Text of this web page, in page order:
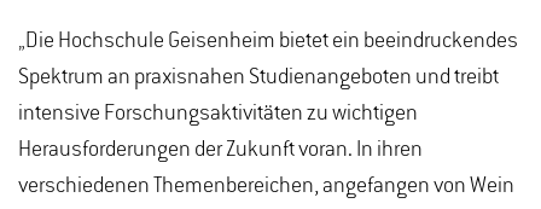
„Die Hochschule Geisenheim bietet ein beeindruckendes
Spektrum an praxisnahen Studienangeboten und treibt
intensive Forschungsaktivitäten zu wichtigen
Herausforderungen der Zukunft voran. In ihren
verschiedenen Themenbereichen, angefangen von Wein